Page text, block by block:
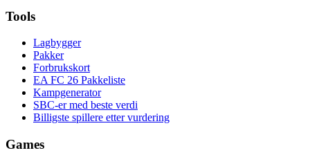
Tools
Lagbygger
Pakker
Forbrukskort
EA FC 26 Pakkeliste
Kampgenerator
SBC-er med beste verdi
Billigste spillere etter vurdering
Games